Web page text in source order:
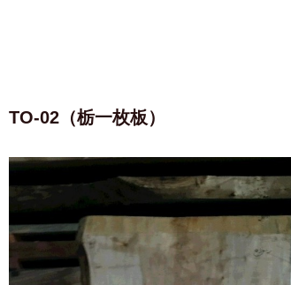
TO-02（栃一枚板）